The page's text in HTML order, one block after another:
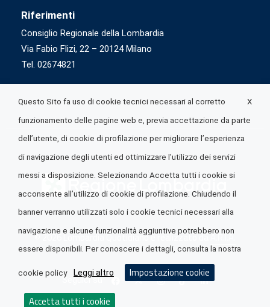
Riferimenti
Consiglio Regionale della Lombardia
Via Fabio Flizi, 22 – 20124 Milano
Tel. 02674821
© 2026 Lombardia Quotidiano è realizzato daA.R.I.A.
Seguici su
X
Questo Sito fa uso di cookie tecnici necessari al corretto
funzionamento delle pagine web e, previa accettazione da parte
dell’utente, di cookie di profilazione per migliorare l’esperienza
di navigazione degli utenti ed ottimizzare l’utilizzo dei servizi
messi a disposizione. Selezionando Accetta tutti i cookie si
acconsente all’utilizzo di cookie di profilazione. Chiudendo il
banner verranno utilizzati solo i cookie tecnici necessari alla
navigazione e alcune funzionalità aggiuntive potrebbero non
essere disponibili. Per conoscere i dettagli, consulta la nostra
cookie policy Leggi altro Impostazione cookie
Accetta tutti i cookie